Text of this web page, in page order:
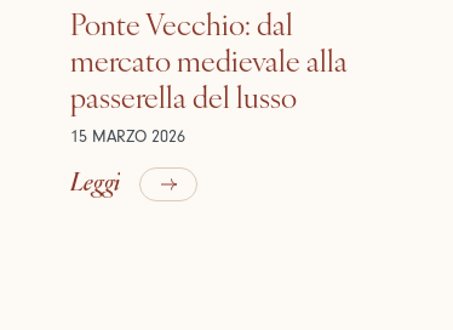
Ponte Vecchio: dal
mercato medievale alla
passerella del lusso
15 MARZO 2026
Leggi